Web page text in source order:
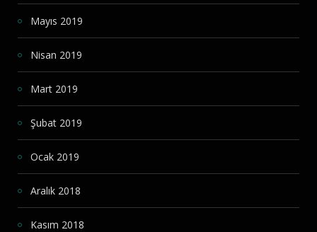
Mayıs 2019
Nisan 2019
Mart 2019
Şubat 2019
Ocak 2019
Aralık 2018
Kasım 2018